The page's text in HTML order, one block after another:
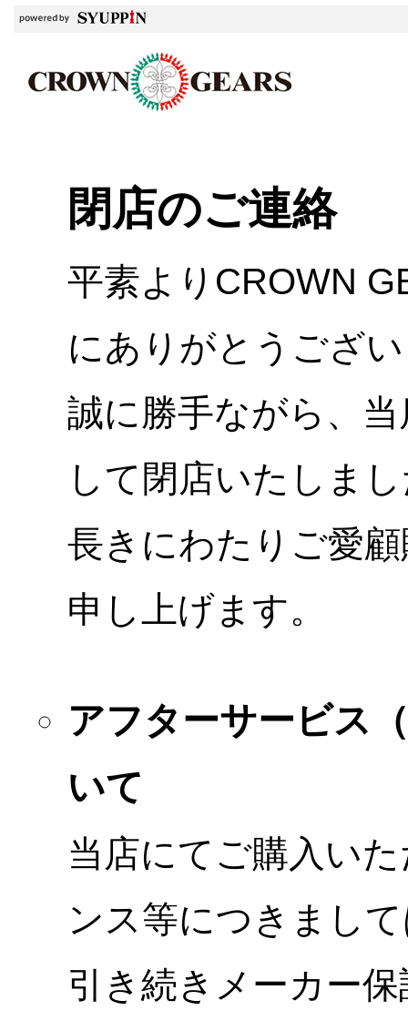
閉店のご連絡
平素よりCROWN
にありがとうござ
誠に勝手ながら、
して閉店いたしま
長きにわたりご愛
申し上げます。
アフターサービス
いて
当店にてご購入い
ンス等につきまし
引き続きメーカー